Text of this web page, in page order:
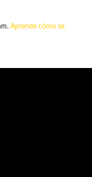
Aprende cómo se